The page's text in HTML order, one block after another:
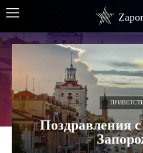
Поздравления